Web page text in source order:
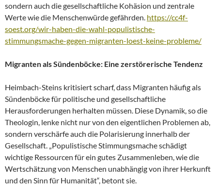
sondern auch die gesellschaftliche Kohäsion und zentrale
Werte wie die Menschenwürde gefährden. https://cc4f-
soest.org/wir-haben-die-wahl-populistische-
stimmungsmache-gegen-migranten-loest-keine-probleme/
Migranten als Sündenböcke: Eine zerstörerische Tendenz
Heimbach-Steins kritisiert scharf, dass Migranten häufig als
Sündenböcke für politische und gesellschaftliche
Herausforderungen herhalten müssen. Diese Dynamik, so die
Theologin, lenke nicht nur von den eigentlichen Problemen ab,
sondern verschärfe auch die Polarisierung innerhalb der
Gesellschaft. „Populistische Stimmungsmache schädigt
wichtige Ressourcen für ein gutes Zusammenleben, wie die
Wertschätzung von Menschen unabhängig von ihrer Herkunft
und den Sinn für Humanität“, betont sie.